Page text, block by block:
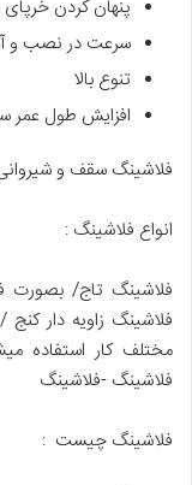
پنهان کردن خرپای
سرعت در نصب و
تنوع بالا
افزایش طول عمر
فلاشینگ سقف و
انواع فلاشینگ :
فلاشینگ تاج/ بصورت
فلاشینگ زاویه دار
مختلف کار استفاده
فلاشینگ -فلاشینگ
فلاشینگ چیست :